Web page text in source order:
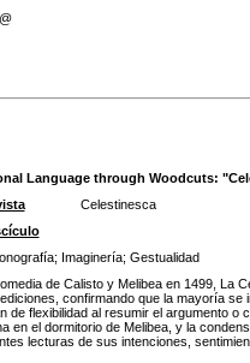
Language through Woodcuts:
Celestinesca
; Imaginería; Gestualidad
de Calisto y Melibea en 1499, La
confirmando que la mayoría
de flexibilidad al resumir el argumento
en el dormitorio de Melibea, y la
lecturas de sus intenciones,